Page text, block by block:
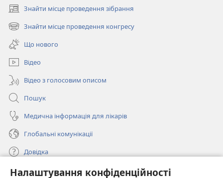
Налаштування конфіденційності
Знайти місце проведення зібрання
(відкривається
у
новому
вікні)
Знайти місце проведення конгресу
(відкривається
новому
вікні)
Що нового
Відео
Відео з голосовим описом
Пошук
Медична інформація для лікарів
Глобальні комунікації
Довідка